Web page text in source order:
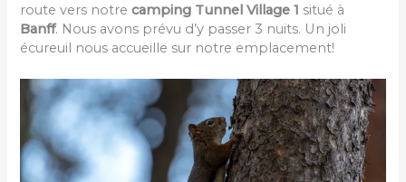
route vers notrecamping Tunnel Village 1 situé à
Banff. Nous avons prévu d’y passer 3 nuits. Un joli
écureuil nous accueille sur notre emplacement!